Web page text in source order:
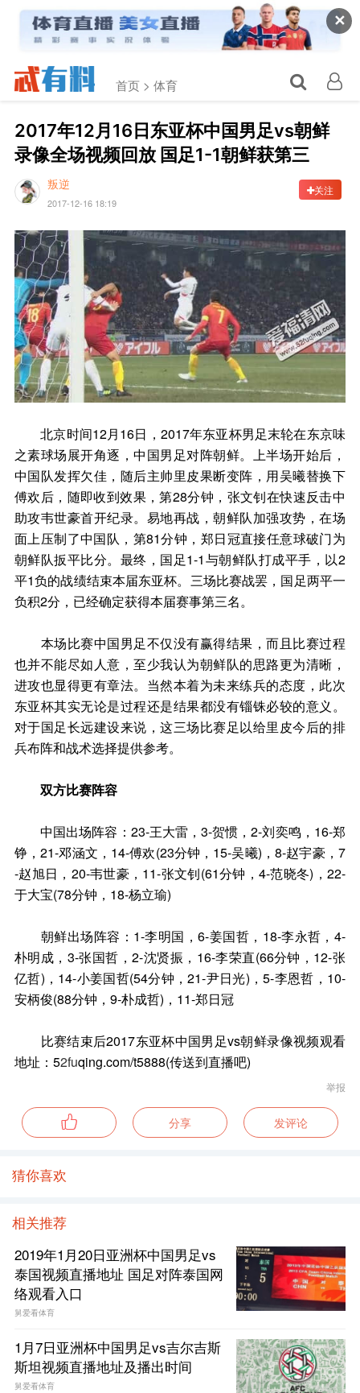
✕
首页 > 体育
2017年12月16日东亚杯中国男足vs朝鲜
录像全场视频回放 国足1-1朝鲜获第三
叛逆
2017-12-16 18:19
关注
北京时间12月16日，2017年东亚杯男足末轮在东京味
之素球场展开角逐，中国男足对阵朝鲜。上半场开始后，
中国队发挥欠佳，随后主帅里皮果断变阵，用吴曦替换下
傅欢后，随即收到效果，第28分钟，张文钊在快速反击中
助攻韦世豪首开纪录。易地再战，朝鲜队加强攻势，在场
面上压制了中国队，第81分钟，郑日冠直接任意球破门为
朝鲜队扳平比分。最终，国足1-1与朝鲜队打成平手，以2
平1负的战绩结束本届东亚杯。三场比赛战罢，国足两平一
负积2分，已经确定获得本届赛事第三名。
本场比赛中国男足不仅没有赢得结果，而且比赛过程
也并不能尽如人意，至少我认为朝鲜队的思路更为清晰，
进攻也显得更有章法。当然本着为未来练兵的态度，此次
东亚杯其实无论是过程还是结果都没有锱铢必较的意义。
对于国足长远建设来说，这三场比赛足以给里皮今后的排
兵布阵和战术选择提供参考。
双方比赛阵容
中国出场阵容：23-王大雷，3-贺惯，2-刘奕鸣，16-郑
铮，21-邓涵文，14-傅欢(23分钟，15-吴曦)，8-赵宇豪，7
-赵旭日，20-韦世豪，11-张文钊(61分钟，4-范晓冬)，22-
于大宝(78分钟，18-杨立瑜)
朝鲜出场阵容：1-李明国，6-姜国哲，18-李永哲，4-
朴明成，3-张国哲，2-沈贤振，16-李荣直(66分钟，12-张
亿哲)，14-小姜国哲(54分钟，21-尹日光)，5-李恩哲，10-
安柄俊(88分钟，9-朴成哲)，11-郑日冠
比赛结束后2017东亚杯中国男足vs朝鲜录像视频观看
地址：52fuqing.com/t5888(传送到直播吧)
举报
分享 发评论
猜你喜欢
相关推荐
2019年1月20日亚洲杯中国男足vs
泰国视频直播地址 国足对阵泰国网
络观看入口
舅爱看体育
1月7日亚洲杯中国男足vs吉尔吉斯
斯坦视频直播地址及播出时间
舅爱看体育